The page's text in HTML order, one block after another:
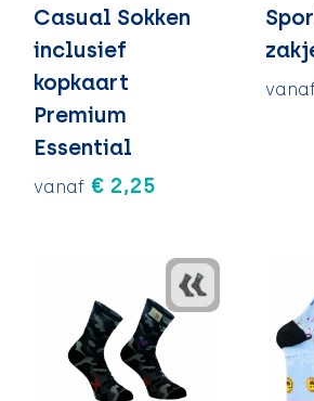
Casual Sokken
inclusief
kopkaart
Premium
Essential
vanaf € 2,25